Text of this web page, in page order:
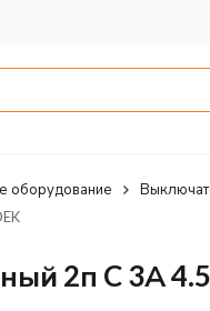
оборудование
2п C 3А